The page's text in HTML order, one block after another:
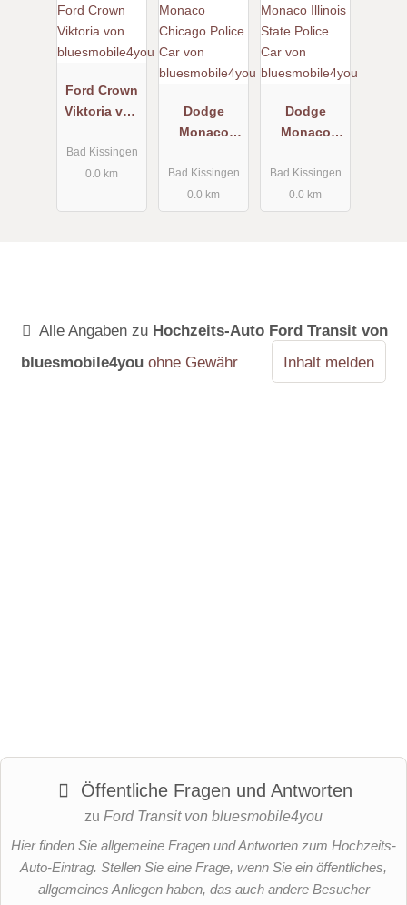
Ford Crown
Viktoria von
4you
Bad Kissingen
0.0 km
Dodge
Monaco
Police Car
von
bluesmobile
Bad Kissingen
0.0 km
Dodge
Monaco
Police Car
von
bluesmobile
Bad Kissingen
0.0 km
Alle Angaben zu Hochzeits-Auto Ford Transit von
bluesmobile4you ohne Gewähr Inhalt melden
Öffentliche Fragen und Antworten
zu Ford Transit von bluesmobile4you
Hier finden Sie allgemeine Fragen und Antworten zum Hochzeits-
Auto-Eintrag. Stellen Sie eine Frage, wenn Sie ein öffentliches,
allgemeines Anliegen haben, das auch andere Besucher